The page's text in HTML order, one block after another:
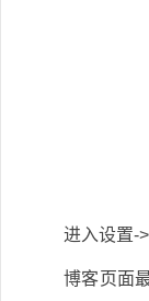
进入设置-
博客页面